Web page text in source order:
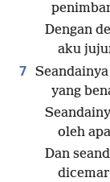
Dengan
aku
7
yang
oleh
Dan